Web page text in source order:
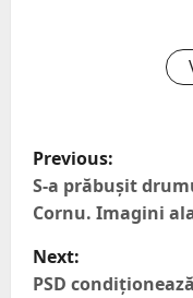
Previous:
S-a prăbușit
Cornu. Imagini
Next:
PSD